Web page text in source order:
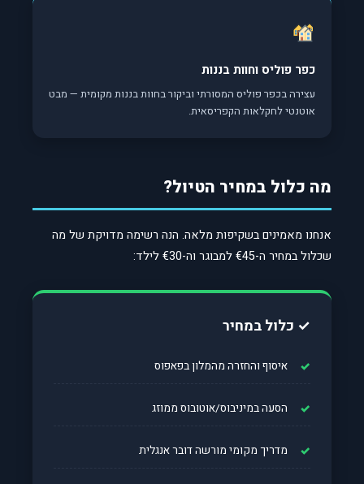
כפר פוליס וחוות בננות
עצירה בכפר פוליס המסורתי וביקור בחוות בננות מקומית — מבט
אוטנטי לחקלאות הקפריסאית.
מה כלול במחיר הטיול?
אנחנו מאמינים בשקיפות מלאה. הנה רשימה מדויקת של מה
שכלול במחיר ה-€45 למבוגר וה-€30 לילד:
✓ כלול במחיר
איסוף והחזרה מהמלון בפאפוס
הסעה במיניבוס/אוטובוס ממוזג
מדריך מקומי מורשה דובר אנגלית